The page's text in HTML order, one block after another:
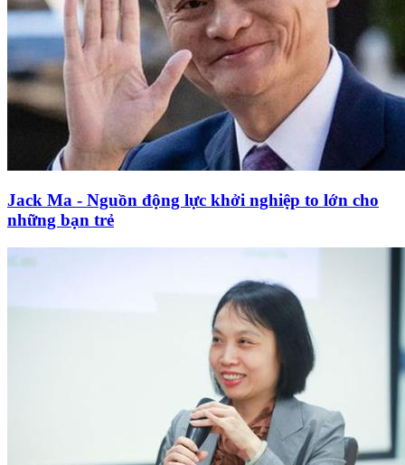
Jack Ma - Nguồn động lực khởi nghiệp to lớn cho
những bạn trẻ